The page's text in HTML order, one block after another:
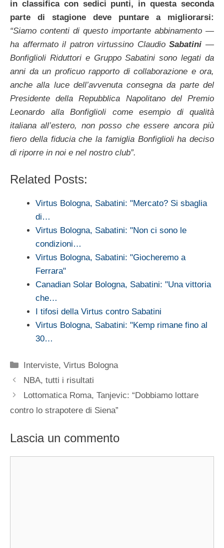
in classifica con sedici punti, in questa seconda
parte di stagione deve puntare a migliorarsi:
“Siamo contenti di questo importante abbinamento —
ha affermato il patron virtussino ClaudioSabatini —
Bonfiglioli Riduttori e Gruppo Sabatini sono legati da
anni da un proficuo rapporto di collaborazione e ora,
anche alla luce dell’avvenuta consegna da parte del
Presidente della Repubblica Napolitano del Premio
Leonardo alla Bonfiglioli come esempio di qualità
italiana all’estero, non posso che essere ancora più
fiero della fiducia che la famiglia Bonfiglioli ha deciso
di riporre in noi e nel nostro club”.
Related Posts:
Virtus Bologna, Sabatini: "Mercato? Si sbaglia
di…
Virtus Bologna, Sabatini: "Non ci sono le
condizioni…
Virtus Bologna, Sabatini: "Giocheremo a
Ferrara"
Canadian Solar Bologna, Sabatini: "Una vittoria
che…
I tifosi della Virtus contro Sabatini
Virtus Bologna, Sabatini: "Kemp rimane fino al
30…
Categorie
Interviste,Virtus Bologna
NBA, tutti i risultati
Lottomatica Roma, Tanjevic: “Dobbiamo lottare
contro lo strapotere di Siena”
Lascia un commento